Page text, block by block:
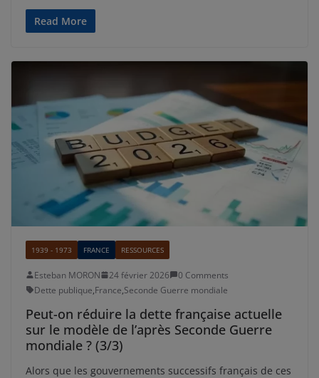
Read More
1939 - 1973 FRANCE RESSOURCES
Esteban MORON 24 février 2026
0 Comments
Dette publique,France,Seconde Guerre mondiale
Peut-on réduire la dette française actuelle
sur le modèle de l’après Seconde Guerre
mondiale ? (3/3)
Alors que les gouvernements successifs français de ces